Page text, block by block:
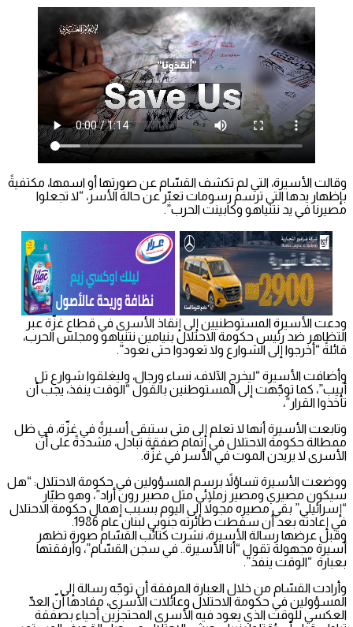
وقالت الأسيرة، التي لم تكشف القسّام عن صورتها أو اسمها، مكتفيةً
بإظهار يدها التي ترسم رسومات تعبّر عن حالة الأسر، “لا تجعلوا
مصيرنا في يد نتنياهو وكابينت الحرب”.
ودعت الأسيرة المستوطنيين إلى إنقاذ الأسرى في قطاع غزّة عبر
التظاهر ضد رئيس حكومة الاحتلال بنيامين نتنياهو ومجلس الحرب،
قائلةً “أخرجوا إلى الشوارع ولا تعودوا حتى نعود”.
وأضافت الأسيرة “ليخرج الآلاف، نساء ورجال، وليغلقوا شوارع تل
أبيب”، كما توجّهت إلى المستوطنين بالقول “الوقت ينفذ، يجب أن
تأخذوا القرار”،
وتابعت الأسيرة أنها لا تعلم إلى متى ستبقى أسيرةً في غزّة، في ظل
ممطالة حكومة الاحتلال في إتمام صفقة تبادل، مشددةً على أن
الأسرى لا يريدن الموت في الأسر في غزّة.
ووضعت الأسيرة تساؤلاً برسم المسؤولين في حكومة الاحتلال: “هل
سيكون مصيري ومصير زملائي مثل مصير رون أراد”، وهو طيّار
“إسرائيلي” بقي مصيره مجولاً إلى اليوم بسبب إهمال حكومة الاحتلال
في إعادته بعد أن سقطت طائرته جنوبي لبنان عام 1986.
وقبل عرضها رسالة الأسيرة، نشرت كتائب القسّام صورة تظهر
أسيرة مجهولة تقول “أنا الأسيرة.. في سجن القسّام”، وأرفقتها
بعبارة “الوقت ينفذ”.
وأرادت القسّام من خلال العبارة المرفقة أن توجّه رسالة إلى
المسؤولين في حكومة الاحتلال وعائلات الأسرى، مفادها أنّ العدّ
العكسي للوقت الذي يعود فيه الأسرى المحتجزين أحياء بصفقة